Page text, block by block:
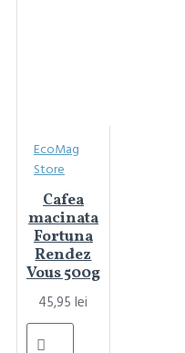
EcoMag
Store
Cafea
macinata
Fortuna
Rendez
Vous 500g
45,95 lei